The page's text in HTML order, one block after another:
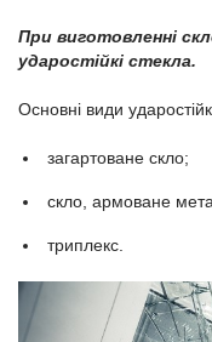
При виготовленні
ударостійкі стекла.
Основні види
загартоване скло;
скло, армоване
триплекс.